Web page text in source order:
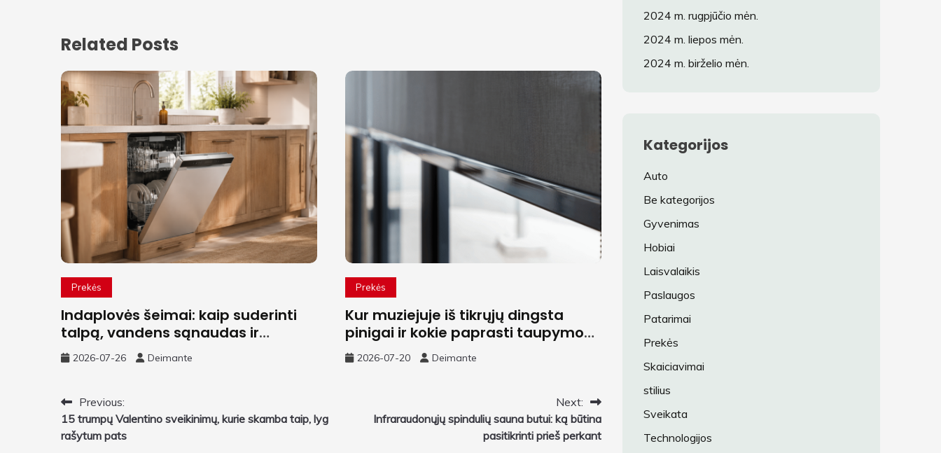
Related Posts
Prekės
Indaplovės šeimai: kaip suderinti
talpą, vandens sąnaudas ir
triukšmo lygį?
2026-07-26 Deimante
Prekės
Kur muziejuje iš tikrųjų dingsta
pinigai ir kokie paprasti taupymo
sprendimai
2026-07-20 Deimante
Navigacija
tarp
Previous:
15 trumpų Valentino sveikinimų, kurie skamba taip, lyg
rašytum pats
Next:
Infraraudonųjų spindulių sauna butui: ką būtina
pasitikrinti prieš perkant
2024 m. rugpjūčio mėn.
2024 m. liepos mėn.
2024 m. birželio mėn.
Kategorijos
Auto
Be kategorijos
Gyvenimas
Hobiai
Laisvalaikis
Paslaugos
Patarimai
Prekės
Skaiciavimai
stilius
Sveikata
Technologijos